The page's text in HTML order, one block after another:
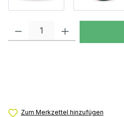
Produkt Anzahl: Gib den
Zum Merkzettel hinzufügen